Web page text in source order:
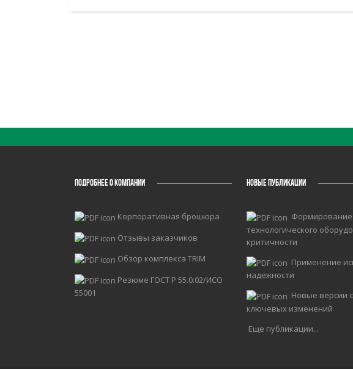
ПОДРОБНЕЕ О КОМПАНИИ
Корпоративная брошюра
Отзывы заказчиков
Обзор комплекса TRIM
Резюме ГОСТ Р 55.0.02/ИСО
55001
НОВЫЕ ПУБЛИКАЦИИ
Формирование
технологического
критичности
Применение
надежности
Новые версии
ключевых изменений
Еще публикации...